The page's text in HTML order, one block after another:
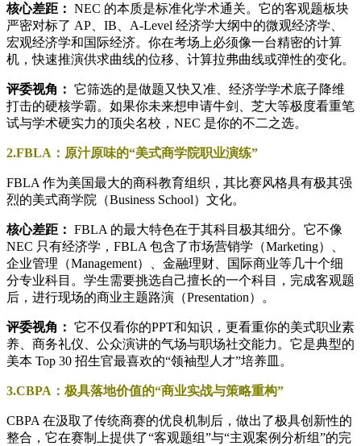
核心差距： NEC 的本质是标准化学术通关。它的客观题板块
严密对标了 AP、IB、A-Level 经济学大纲中的微观经济学、
宏观经济学和国际经济。你在考场上必须像一台精密的计算
机，快速推演供求曲线的位移、计算拉弗曲线或弹性的变化。
评委视角： 它筛选的是做题又快又准、经济学学术底子降维
打击的硬核学霸。如果你未来想申请牛剑、芝大等极度看重笔
试与学术硬实力的顶尖名校，NEC 是你的不二之选。
2.FBLA：原汁原味的“美式商学院职业演练”
FBLA 作为美国最大的商科教育组织，其比赛风格具有极其强
烈的美式商学院（Business School）文化。
核心差距： FBLA 的最大特色在于其科目极其细分。它不像
NEC 只有经济学，FBLA 包含了市场营销学（Marketing）、
企业管理（Management）、金融理财、国际商业等几十个细
分专业科目。学生需要挑选自己擅长的一个科目，完成客观题
后，进行现场的商业主题路演（Presentation）。
评委视角： 它不仅看你的PPT和知识，更看重你的美式职业素
养、商务礼仪、公众演讲的气场与职场社交能力。它是典型的
美本 Top 30 招生官最喜欢的“领袖型人才”培养皿。
3.CBPA：极具落地价值的“商业实战与策略重构”
CBPA 在汲取了传统商赛的优良机制后，做出了极具创新性的
整合，它在赛制上提供了“客观题组”与“主观案例分析组”的完